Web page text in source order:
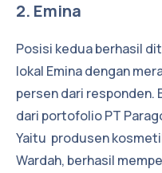
2. Emina
Posisi kedua berhasil
lokal Emina dengan
persen dari responden.
dari portofolio PT
Yaitu produsen
Wardah, berhasil